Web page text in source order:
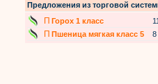
Предложения из торговой
П Горох 1 класс
П Пшеница мягкая класс 5 8